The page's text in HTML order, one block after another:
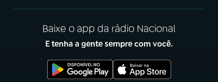
Baixe o app da rádio Nacional
E tenha a gente sempre com você.